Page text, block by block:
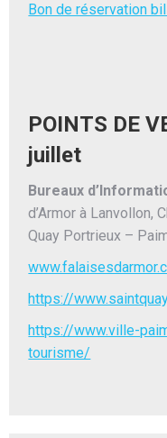
Bon de réservation
POINTS DE
juillet
Bureaux
d’Armor à Lanvollon,
Quay Portrieux –
https://
https://www.ville-
tourisme/